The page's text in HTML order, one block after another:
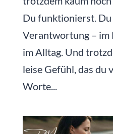
Du funktionierst.
Verantwortung – im
im Alltag. Und
leise Gefühl, das du
Worte...